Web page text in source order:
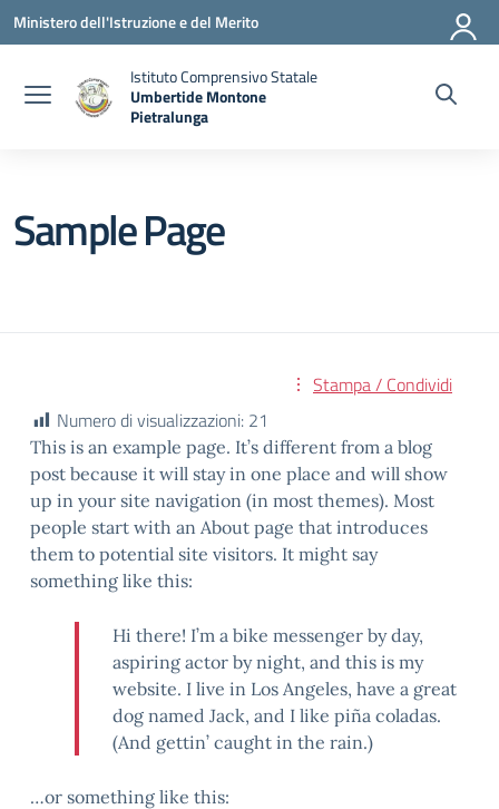
Vai ai contenuti
Vai al menu di navigazione
Vai al footer
Ministero dell'Istruzione e del Merito
Istituto Comprensivo Statale
Umbertide Montone
Pietralunga
Sample Page
Stampa / Condividi
Numero di visualizzazioni: 21
This is an example page. It’s different from a blog
post because it will stay in one place and will show
up in your site navigation (in most themes). Most
people start with an About page that introduces
them to potential site visitors. It might say
something like this:
Hi there! I’m a bike messenger by day,
aspiring actor by night, and this is my
website. I live in Los Angeles, have a great
dog named Jack, and I like piña coladas.
(And gettin’ caught in the rain.)
…or something like this: